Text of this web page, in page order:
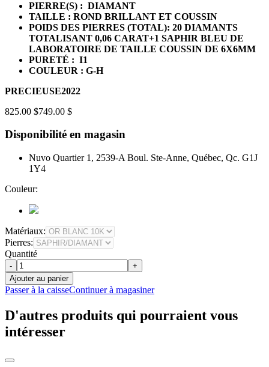
PIERRE(S) : DIAMANT
TAILLE : ROND BRILLANT ET COUSSIN
POIDS DES PIERRES (TOTAL): 20 DIAMANTS
TOTALISANT 0,06 CARAT+1 SAPHIR BLEU DE
LABORATOIRE DE TAILLE COUSSIN DE 6X6MM
PURETÉ : I1
COULEUR : G-H
PRECIEUSE2022
825.00 $749.00 $
Disponibilité en magasin
Nuvo Quartier 1, 2539-A Boul. Ste-Anne, Québec, Qc. G1J
1Y4
Couleur:
Matériaux:
Pierres:
Quantité
-
+
Ajouter au panier
Passer à la caisseContinuer à magasiner
D'autres produits qui pourraient vous
intéresser